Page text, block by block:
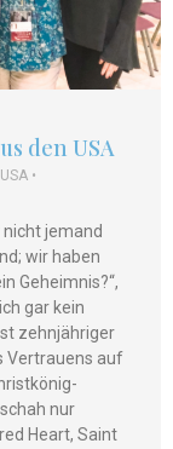
den USA
USA •
nicht jemand
wir haben
Geheimnis?“,
gar kein
zehnjähriger
Vertrauens auf
nur
Heart, Saint